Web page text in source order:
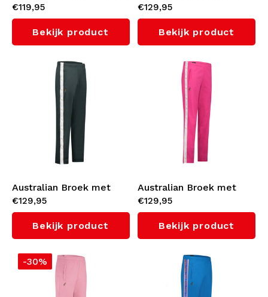
met zwarte bies 3.0
(Bordeaux)
€119,95
Bekijk product
witte bies 3.0
(Bordeaux/White)
€129,95
Bekijk product
Australian Broek met
witte bies 3.0 (Woods
Green/White)
€129,95
Bekijk product
Australian Broek met
witte bies 3.0 (Fuxia)
€129,95
Bekijk product
-30%